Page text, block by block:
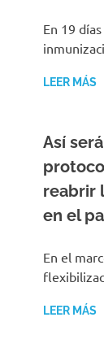
En 19
LEER MÁS
Así
reabrir
en el
En el
LEER MÁS